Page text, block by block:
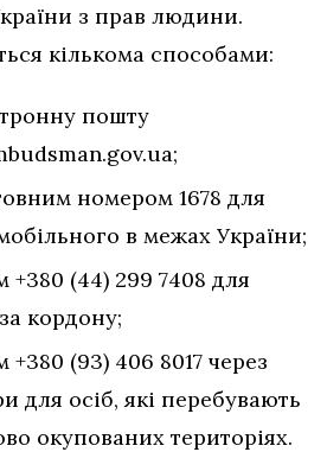
з прав людини.
кількома способами:
пошту
;
номером 1678 для
в межах України;
+380 (44) 299 7408 для
кордону;
+380 (93) 406 8017 через
для осіб, які перебувають
окупованих територіях.